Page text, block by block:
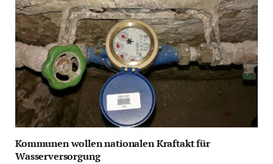
Kommunen wollen nationalen Kraftakt für
Wasserversorgung